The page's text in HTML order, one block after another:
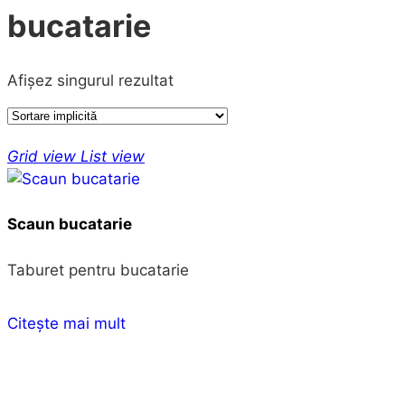
bucatarie
Afișez singurul rezultat
Grid view List view
Scaun bucatarie
Taburet pentru bucatarie
Citește mai mult